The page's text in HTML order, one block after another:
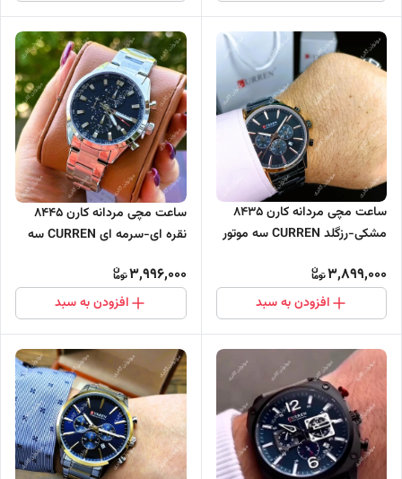
ساعت مچی مردانه کارن 8435
مشکی-رزگلد CURREN سه موتور
3,899,000
افزودن به سبد
ساعت مچی مردانه کارن 8445
نقره ای-سرمه ای CURREN سه
3,996,000
افزودن به سبد